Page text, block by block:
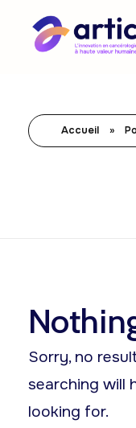
Accueil »
Sorry, no
searching will
looking for.